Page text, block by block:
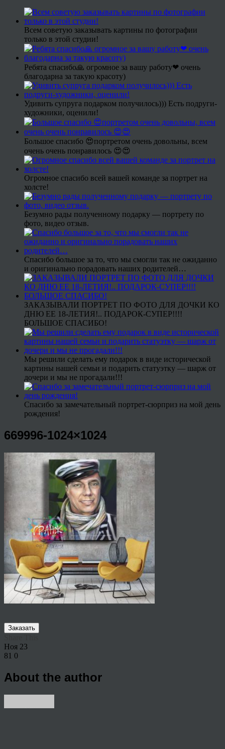
Всем советую заказывать картины по фотографии
только в этой студии!
Ребята спасибо🙏 огромное за вашу работу❤ очень
благодарна за такую красоту)
Удивить супруга подарком получилось))) Есть подруги-
художники, оценили!
Большое спасибо 😍портретом очень довольны, всем
очень очень понравилось 😍😍
Огромное спасибо всей вашей команде за портрет на
холсте!
Безумно рады полученному подарку — портрету по
фото, видео отзыв.
Спасибо большое за то, что мы смогли так не ожиданно
и оригинально порадовать наших родителей…
ЗАКАЗЫВАЛИ ПОРТРЕТ ПО ФОТО ДЛЯ ДОЧКИ КО
ДНЮ ЕЕ 18-ЛЕТИЯ!.. ПОДАРОК-СУПЕР!!!!
БОЛЬШОЕ СПАСИБО!
Мы решили сделать ему подарок в виде исторической
картины нашей семьи и подарить статуэтку — шарж от
дочери и мы не прогадали!!!
Спасибо за замечательный портрет-сюрприз на мой день
рождения!
669996-1024×1024
Заказать
Ноя 23
81 0
About the author